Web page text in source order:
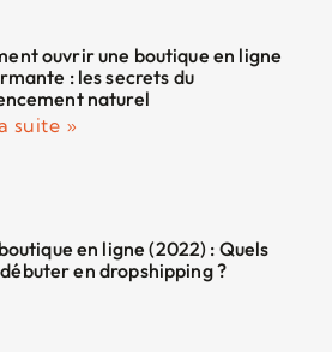
ouvrir une boutique en ligne
: les secrets du
naturel
suite »
en ligne (2022) : Quels
en dropshipping ?